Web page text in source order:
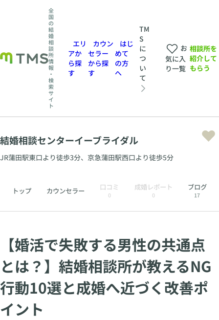
全
国
の
結
婚
相
談
所
情
報
・
検
索
サ
イ
ト
エリ
アか
ら探
す
カウン
セラー
から探
す
はじ
めて
の方
へ
TM
S
に
つ
い
て
お
気に入
り一覧
相談所を
紹介して
もらう
結婚相談センターイーブライダル
JR蒲田駅東口より徒歩3分、京急蒲田駅西口より徒歩5分
トップ カウンセラー 口コミ
0
成婚レポート
0
ブログ
17
【婚活で失敗する男性の共通点
とは？】結婚相談所が教えるNG
行動10選と成婚へ近づく改善ポ
イント